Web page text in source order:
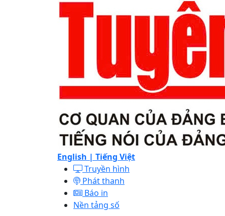
English | Tiếng Việt
Truyền hình
Phát thanh
Báo in
Nền tảng số